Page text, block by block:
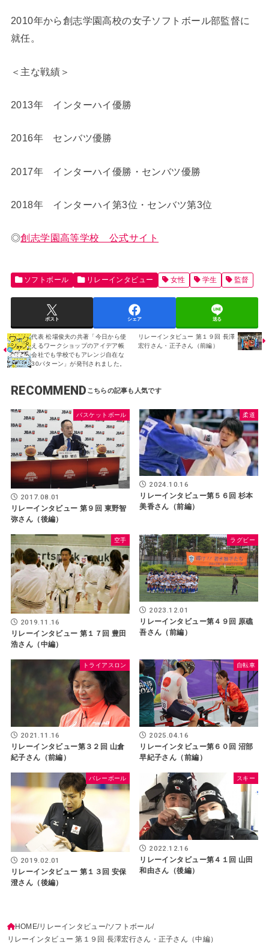
2010年から創志学園高校の女子ソフトボール部監督に
就任。
＜主な戦績＞
2013年 インターハイ優勝
2016年 センバツ優勝
2017年 インターハイ優勝・センバツ優勝
2018年 インターハイ第3位・センバツ第3位
◎創志学園高等学校 公式サイト
ソフトボール リレーインタビュー 女性 学生 監督
ポスト シェア 送る
代表 松場俊夫の共著「今日から使
えるワークショップのアイデア帳
会社でも学校でもアレンジ自在な
30パターン」が発刊されました。
リレーインタビュー 第１９回 長澤
宏行さん・正子さん（前編）
RECOMMEND
バスケットボール
2017.08.01
リレーインタビュー 第９回 東野智
弥さん（後編）
柔道
2024.10.16
リレーインタビュー第５６回 杉本
美香さん（前編）
空手
2019.11.16
リレーインタビュー 第１７回 豊田
浩さん（中編）
ラグビー
2023.12.01
リレーインタビュー第４９回 原礁
吾さん（前編）
トライアスロン
2021.11.16
リレーインタビュー第３２回 山倉
紀子さん（前編）
自転車
2025.04.16
リレーインタビュー第６０回 沼部
早紀子さん（前編）
バレーボール
2019.02.01
リレーインタビュー 第１３回 安保
澄さん（後編）
スキー
2022.12.16
リレーインタビュー第４１回 山田
和由さん（後編）
HOME リレーインタビュー ソフトボール
リレーインタビュー 第１９回 長澤宏行さん・正子さん（中編）